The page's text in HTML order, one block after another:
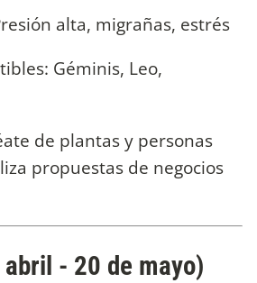
alta, migrañas, estrés
Géminis, Leo,
de plantas y personas
propuestas de negocios
- 20 de mayo)